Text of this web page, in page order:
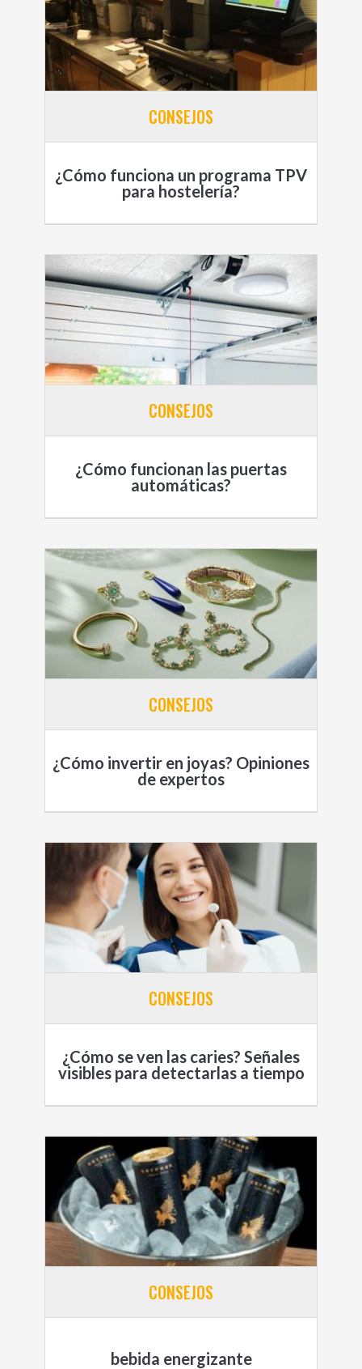
CONSEJOS
¿Cómo funciona un programa TPV
para hostelería?
CONSEJOS
¿Cómo funcionan las puertas
automáticas?
CONSEJOS
¿Cómo invertir en joyas? Opiniones
de expertos
CONSEJOS
¿Cómo se ven las caries? Señales
visibles para detectarlas a tiempo
CONSEJOS
bebida energizante